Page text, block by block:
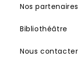
Nos partenaires
Bibliothéâtre
Nous contacter